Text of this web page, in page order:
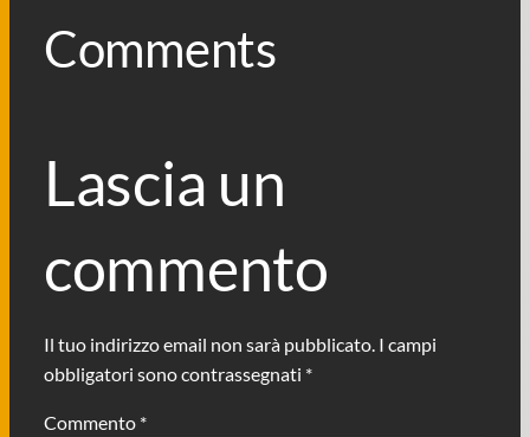
Comments
Lascia un
commento
Il tuo indirizzo email non sarà pubblicato. I campi
obbligatori sono contrassegnati *
Commento *